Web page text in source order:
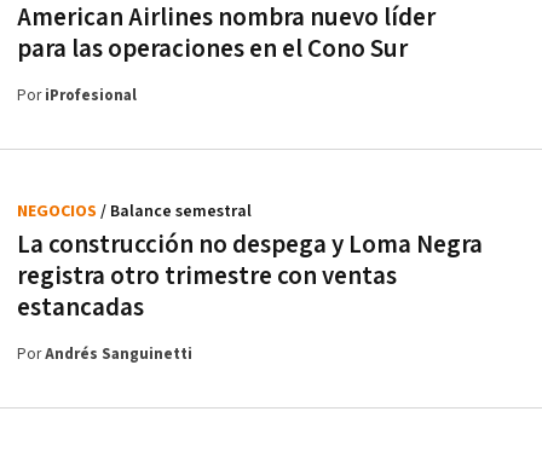
American Airlines nombra nuevo líder
para las operaciones en el Cono Sur
PoriProfesional
La construcción no despega y Loma Negra
registra otro trimestre con ventas
estancadas
NEGOCIOS / Balance semestral
PorAndrés Sanguinetti